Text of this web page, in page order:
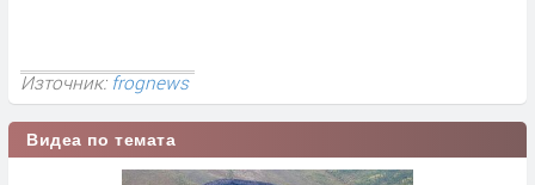
Източник:frognews
Видеа по темата